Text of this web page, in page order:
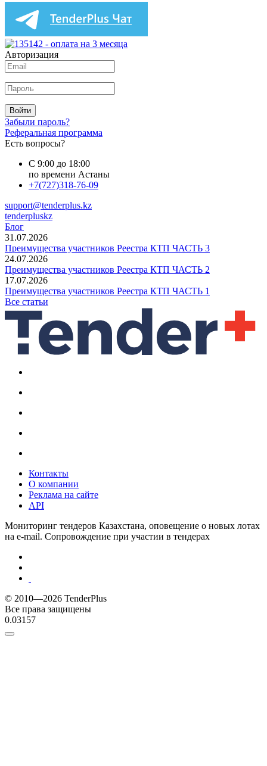
Авторизация
Войти
Забыли пароль?
Реферальная программа
Есть вопросы?
С 9:00 до 18:00
по времени Астаны
+7(727)318-76-09
support@tenderplus.kz
tenderpluskz
Блог
31.07.2026
Преимущества участников Реестра КТП ЧАСТЬ 3
24.07.2026
Преимущества участников Реестра КТП ЧАСТЬ 2
17.07.2026
Преимущества участников Реестра КТП ЧАСТЬ 1
Все статьи
Контакты
О компании
Реклама на сайте
API
Мониторинг тендеров Казахстана, оповещение о новых лотах
на e-mail. Сопровождение при участии в тендерах
© 2010—2026 TenderPlus
Все права защищены
0.03157